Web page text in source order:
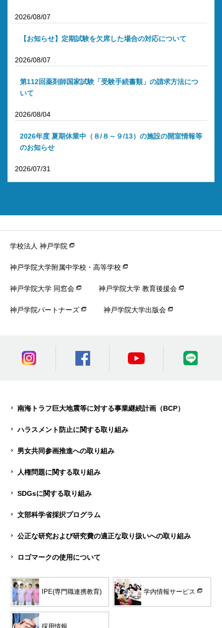
2026/08/07
【お知らせ】定期試験を欠席した場合の対応について
2026/08/07
第112回薬剤師国家試験「受験手続書類」の請求方法につ
いて
2026/08/04
2026年度 夏期休業中（８/８～９/13）の施設の開室情報等
のお知らせ
2026/07/31
学校法人 神戸学院
神戸学院大学附属中学校・高等学校
神戸学院大学 同窓会 神戸学院大学 教育後援会
神戸学院パートナーズ 神戸学院大学出版会
南海トラフ巨大地震等に対する事業継続計画（BCP）
ハラスメント防止に関する取り組み
男女共同参画推進への取り組み
人権問題に関する取り組み
SDGsに関する取り組み
文部科学省採択プログラム
公正な研究および研究費の適正な取り扱いへの取り組み
ロゴマークの使用について
IPE(専門職連携教育) 学内情報サービス
採用情報